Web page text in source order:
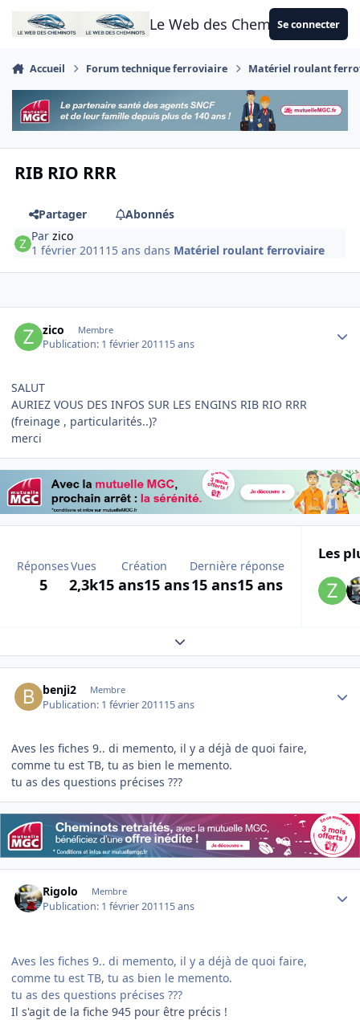
Aller au contenu
Le Web des CheminotsSe connecter
Accueil Forum technique ferroviaire Matériel roulant
RIB RIO RRR
Partager
Abonnés
Parzico
1 février 2011 15 ans dans Matériel roulant ferroviaire
zico Membre
Publication: 1 février 201115 ans
SALUT
AURIEZ VOUS DES INFOS SUR LES ENGINS RIB RIO RRR
(freinage , particularités..)?
merci
Réponses
5
Vues
2,3k
Création
15 ans15 ans
Dernière réponse
15 ans15 ans
Les
Expand topic overview
benji2 Membre
Publication: 1 février 201115 ans
Aves les fiches 9.. di memento, il y a déjà de quoi faire,
comme tu est TB, tu as bien le memento.
tu as des questions précises ???
Rigolo Membre
Publication: 1 février 201115 ans
Aves les fiches 9.. di memento, il y a déjà de quoi faire,
comme tu est TB, tu as bien le memento.
tu as des questions précises ???
Il s'agit de la fiche 945 pour être précis !